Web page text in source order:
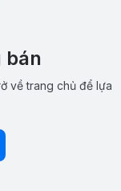
bán
về trang chủ để lựa